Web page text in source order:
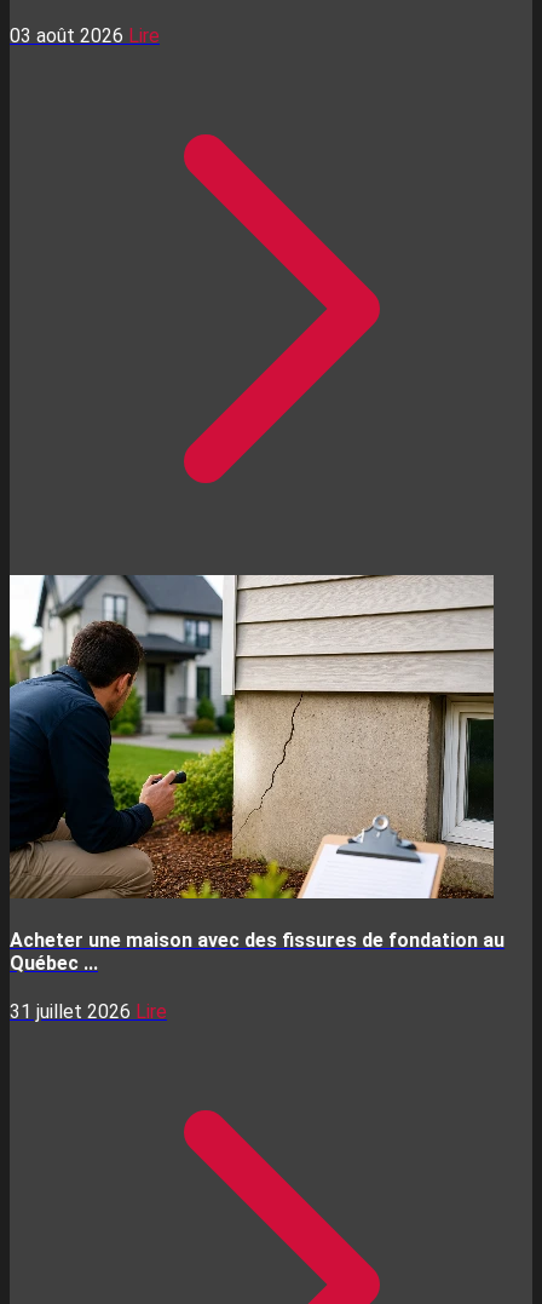
03 août 2026 Lire
Acheter une maison avec des fissures de fondation au
Québec ...
31 juillet 2026 Lire